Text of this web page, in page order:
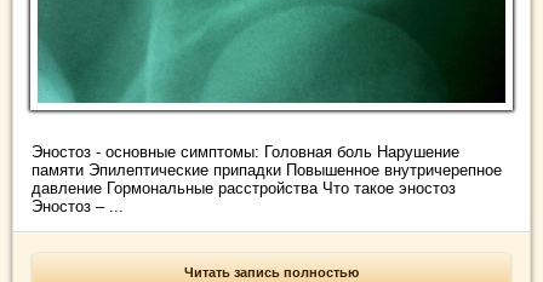
Эностоз - основные симптомы: Головная боль Нарушение
памяти Эпилептические припадки Повышенное внутричерепное
давление Гормональные расстройства Что такое эностоз
Эностоз – ...
Читать запись полностью